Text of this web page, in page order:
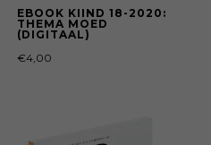
EBOOK KIIND 18-2020:
THEMA MOED
(DIGITAAL)
€4,00